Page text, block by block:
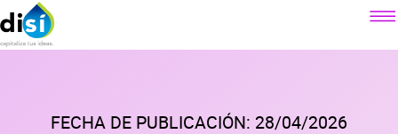
Factoraje electrónico
Sobre DiSíFECHA DE PUBLICACIÓN: 28/04/2026